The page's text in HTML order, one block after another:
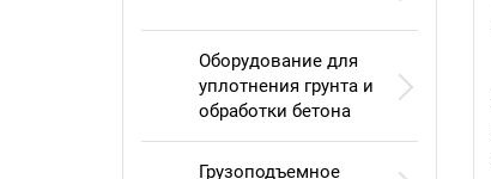
Оборудование для
уплотнения грунта и
обработки бетона
Грузоподъемное